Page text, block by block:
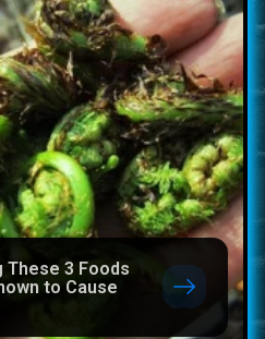
These 3 Foods
to Cause